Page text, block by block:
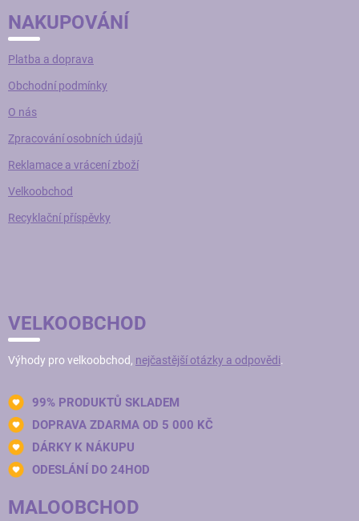
NAKUPOVÁNÍ
Platba a doprava
Obchodní podmínky
O nás
Zpracování osobních údajů
Reklamace a vrácení zboží
Velkoobchod
Recyklační příspěvky
VELKOOBCHOD
Výhody pro velkoobchod, nejčastější otázky a odpovědi.
99% PRODUKTŮ SKLADEM
DOPRAVA ZDARMA OD 5 000 KČ
DÁRKY K NÁKUPU
ODESLÁNÍ DO 24HOD
MALOOBCHOD